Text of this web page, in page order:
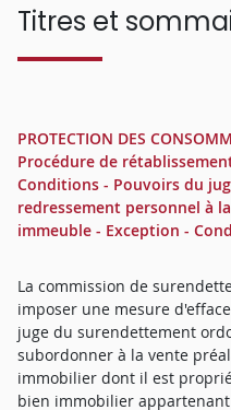
Titres et
PROTECTION DES
Procédure de
Conditions - Pouvoirs du
redressement personnel à
immeuble - Exception -
La commission de
imposer une mesure
juge du surendettement
subordonner à la vente
immobilier dont il est
bien immobilier